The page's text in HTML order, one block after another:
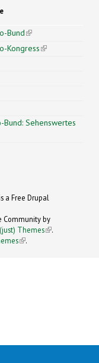
Bund(link is
external)
Kongress(link is
external)
external)
Bund: Sehenswertes
a Free Drupal
Community by
Themes (link is
.
(link is
.